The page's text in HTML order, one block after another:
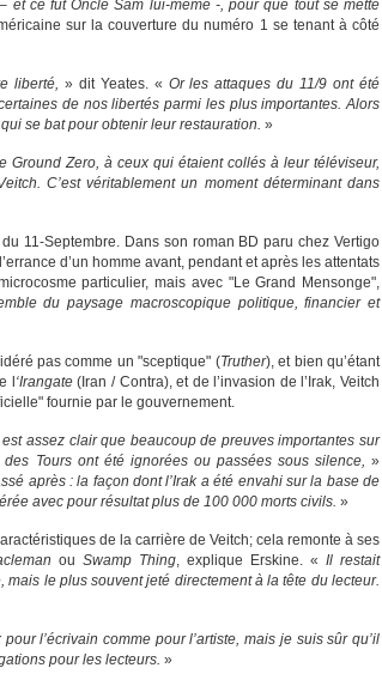
ce fut Oncle Sam lui-même -, pour que tout se mette
sur la couverture du numéro 1 se tenant à côté
liberté, » dit Yeates. « Or les attaques du 11/9 ont été
de nos libertés parmi les plus importantes. Alors
se bat pour obtenir leur restauration. »
Ground Zero, à ceux qui étaient collés à leur téléviseur,
C’est véritablement un moment déterminant dans
11-Septembre. Dans son roman BD paru chez Vertigo
d’un homme avant, pendant et après les attentats
particulier, mais avec "Le Grand Mensonge",
du paysage macroscopique politique, financier et
pas comme un "sceptique" (Truther), et bien qu’étant
l ‘Irangate(Iran / Contra), et de l’invasion de l’Irak, Veitch
fournie par le gouvernement.
assez clair que beaucoup de preuves importantes sur
Tours ont été ignorées ou passées sous silence, »
après : la façon dont l’Irak a été envahi sur la base de
avec pour résultat plus de 100 000 morts civils. »
de la carrière de Veitch; cela remonte à ses
ou Swamp Thing, explique Erskine. « Il restait
le plus souvent jeté directement à la tête du lecteur.
l’écrivain comme pour l’artiste, mais je suis sûr qu’il
pour les lecteurs. »